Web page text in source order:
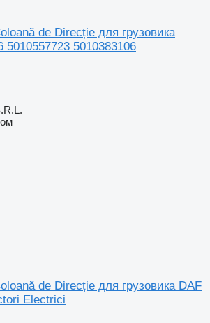
de Direcție для грузовика
5010557723 5010383106
de Direcție для грузовика DAF
Electrici